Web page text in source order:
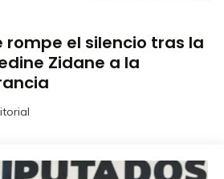
rompe el silencio tras la
Zidane a la